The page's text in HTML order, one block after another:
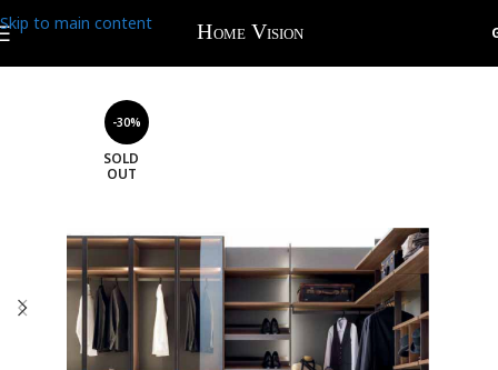
Skip to main content
-30%
SOLD
OUT